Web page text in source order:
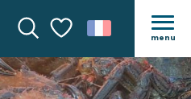
Recherche
Voir les favoris
menu